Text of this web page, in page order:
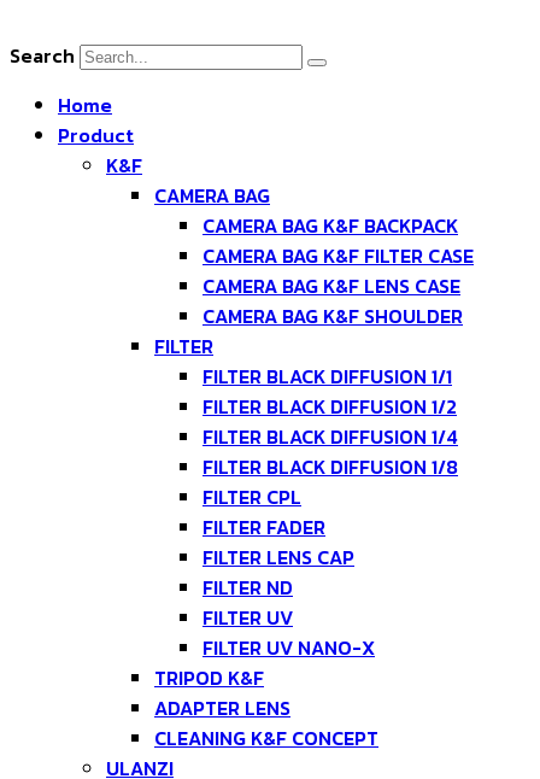
to
Search
Home
Product
K&F
CAMERA BAG
CAMERA BAG K&F BACKPACK
CAMERA BAG K&F FILTER CASE
CAMERA BAG K&F LENS CASE
CAMERA BAG K&F SHOULDER
FILTER
FILTER BLACK DIFFUSION 1/1
FILTER BLACK DIFFUSION 1/2
FILTER BLACK DIFFUSION 1/4
FILTER BLACK DIFFUSION 1/8
FILTER CPL
FILTER FADER
FILTER LENS CAP
FILTER ND
FILTER UV
FILTER UV NANO-X
TRIPOD K&F
ADAPTER LENS
CLEANING K&F CONCEPT
ULANZI